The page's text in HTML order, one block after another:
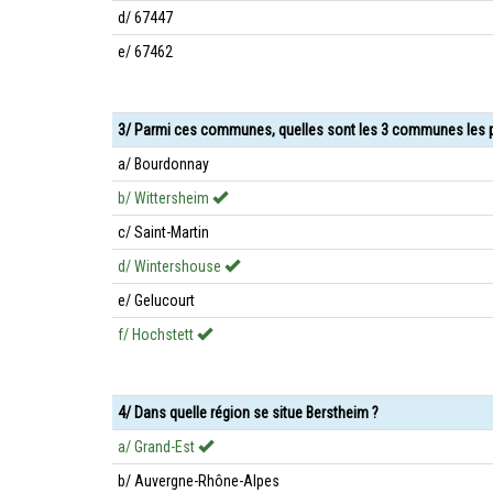
d/ 67447
e/ 67462
3/ Parmi ces communes, quelles sont les 3 communes les
a/ Bourdonnay
b/ Wittersheim
c/ Saint-Martin
d/ Wintershouse
e/ Gelucourt
f/ Hochstett
4/ Dans quelle région se situe Berstheim ?
a/ Grand-Est
b/ Auvergne-Rhône-Alpes